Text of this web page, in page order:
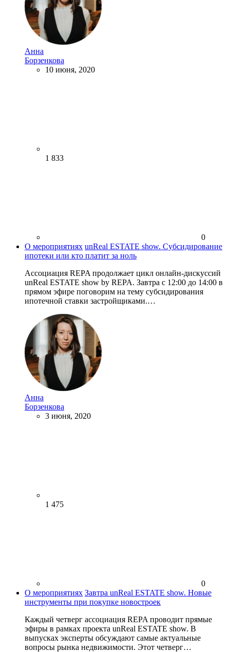
Анна
Борзенкова
10 июня, 2020
1 833
0
О мероприятиях unReal ESTATE show. Субсидирование
ипотеки или кто платит за ноль
Ассоциация REPA продолжает цикл онлайн-дискуссий
unReal ESTATE show by REPA. Завтра с 12:00 до 14:00 в
прямом эфире поговорим на тему субсидирования
ипотечной ставки застройщиками.…
Анна
Борзенкова
3 июня, 2020
1 475
0
О мероприятиях Завтра unReal ESTATE show. Новые
инструменты при покупке новостроек
Каждый четверг ассоциация REPA проводит прямые
эфиры в рамках проекта unReal ESTATE show. В
выпусках эксперты обсуждают самые актуальные
вопросы рынка недвижимости. Этот четверг…